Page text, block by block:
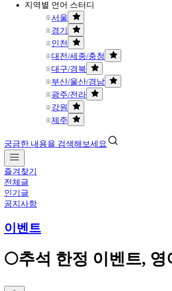
지역별 언어 스터디
서울
경기
인천
대전/세종/충청
대구/경북
부산/울산/경남
광주/전라
강원
제주
궁금한 내용을 검색해보세요
즐겨찾기
전체글
인기글
공지사항
이벤트
🌕추석 한정 이벤트,